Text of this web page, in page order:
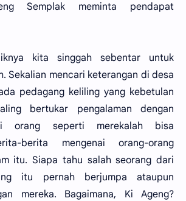
Semplak meminta pendapat
kita singgah sebentar untuk
Sekalian mencari keterangan di desa
pedagang keliling yang kebetulan
bertukar pengalaman dengan
orang seperti merekalah bisa
berita mengenai orang-orang
itu. Siapa tahu salah seorang dari
itu pernah berjumpa ataupun
mereka. Bagaimana, Ki Ageng?